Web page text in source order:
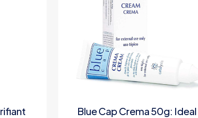
Blue Cap Crema 50g: